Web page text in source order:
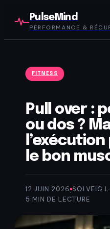
PulseMind
PERFORMANCE &
FITNESS
Pull over :
ou dos ?
le bon
12 JUIN 2026·SOLVEIG
5 MIN DE LECTURE